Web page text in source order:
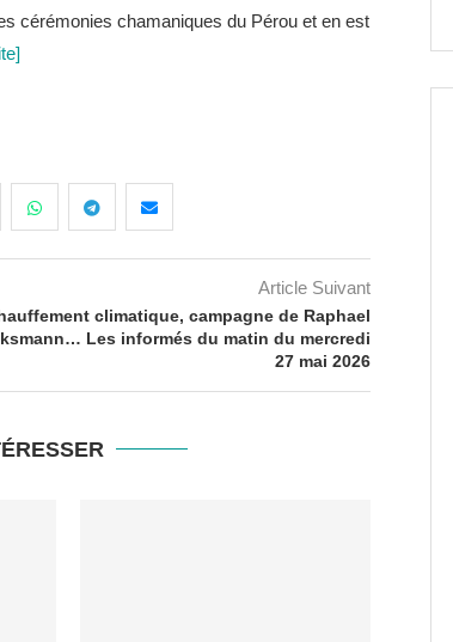
cérémonies chamaniques du Pérou et en est
Article Suivant
climatique, campagne de Raphael
Les informés du matin du mercredi
27 mai 2026